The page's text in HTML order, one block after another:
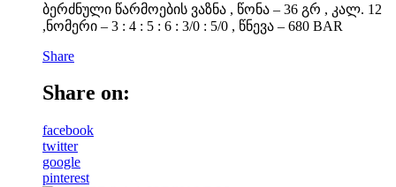
ბერძნული წარმოების ვაზნა , წონა – 36 გრ , კალ. 12
,ნომერი – 3 : 4 : 5 : 6 : 3/0 : 5/0 , წნევა – 680 BAR
Share
Share on:
facebook
twitter
google
pinterest